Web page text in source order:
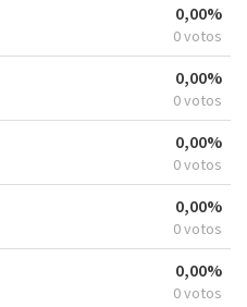
0,00%
0 votos
0,00%
0 votos
0,00%
0 votos
0,00%
0 votos
0,00%
0 votos